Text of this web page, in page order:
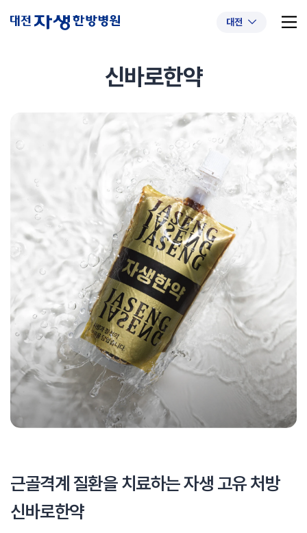
대전
#초음파약침 #척추압박골절
#교통사고후유증 #허리디스크 #목디스크
신바로한약
근골격계 질환을 치료하는 자생 고유 처방
신바로한약